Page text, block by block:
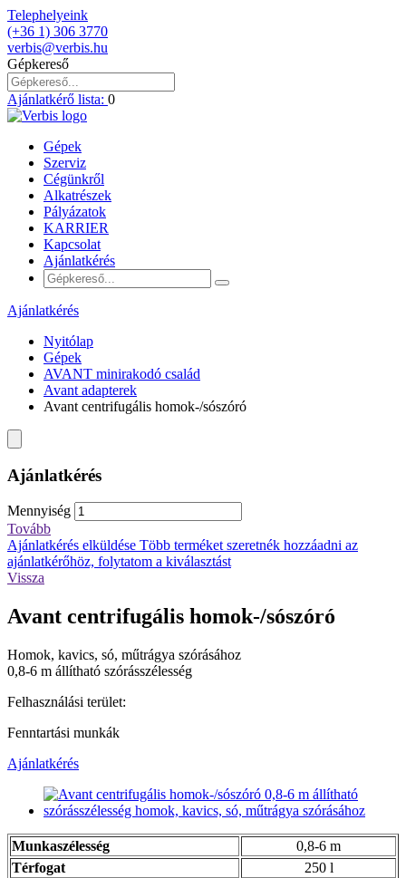
Telephelyeink
(+36 1) 306 3770
verbis@verbis.hu
Gépkereső
Ajánlatkérő lista: 0
Gépek
Szerviz
Cégünkről
Alkatrészek
Pályázatok
KARRIER
Kapcsolat
Ajánlatkérés
Ajánlatkérés
Nyitólap
Gépek
AVANT minirakodó család
Avant adapterek
Avant centrifugális homok-/sószóró
Ajánlatkérés
Mennyiség
Tovább
Ajánlatkérés elküldése Több terméket szeretnék hozzáadni az
ajánlatkérőhöz, folytatom a kiválasztást
Vissza
Avant centrifugális homok-/sószóró
Homok, kavics, só, műtrágya szórásához
0,8-6 m állítható szórásszélesség
Felhasználási terület:
Fenntartási munkák
Ajánlatkérés
Munkaszélesség
0,8-6 m
Térfogat
250 l